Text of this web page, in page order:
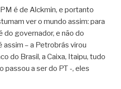
é de Alckmin, e portanto
ver o mundo assim: para
do governador, e não do
assim – a Petrobrás virou
do Brasil, a Caixa, Itaipu, tudo
passou a ser do PT -, eles